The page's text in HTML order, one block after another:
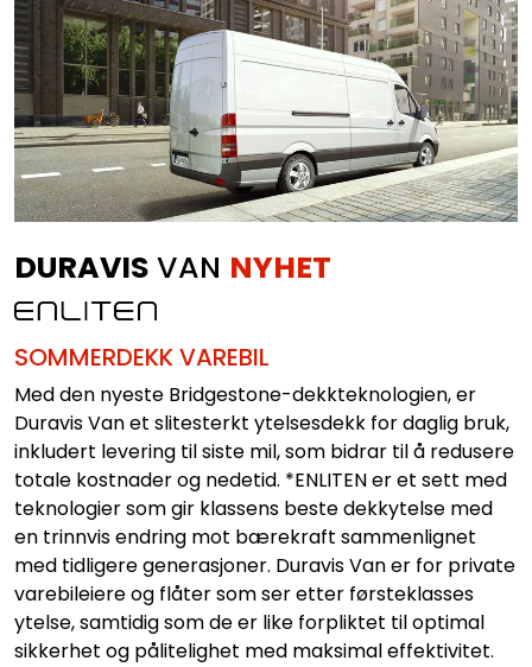
DURAVIS VAN NYHET
SOMMERDEKK VAREBIL
Med den nyeste Bridgestone-dekkteknologien, er
Duravis Van et slitesterkt ytelsesdekk for daglig bruk,
inkludert levering til siste mil, som bidrar til å redusere
totale kostnader og nedetid. *ENLITEN er et sett med
teknologier som gir klassens beste dekkytelse med
en trinnvis endring mot bærekraft sammenlignet
med tidligere generasjoner. Duravis Van er for private
varebileiere og flåter som ser etter førsteklasses
ytelse, samtidig som de er like forpliktet til optimal
sikkerhet og pålitelighet med maksimal effektivitet.